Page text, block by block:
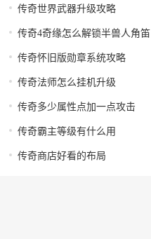
传奇世界武器升级攻略
传奇4奇缘怎么解锁半兽人角笛
传奇怀旧版勋章系统攻略
传奇法师怎么挂机升级
传奇多少属性点加一点攻击
传奇霸主等级有什么用
传奇商店好看的布局